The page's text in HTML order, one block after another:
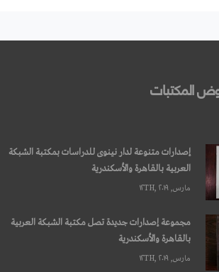
المكتبات
إصدارات متنوعة لدار نينوى للدراسات بمكتبة الشبكة
العربية بالقاهرة والأسكندرية
مارس, ۱۲TH, ۲۰۱۹
مجموعة إصدارات جديدة تصل مكتبة الشبكة العربية
بالقاهرة والأسكندرية
مارس, ۱۲TH, ۲۰۱۹